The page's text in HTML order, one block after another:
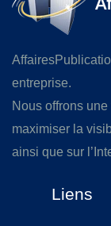
entreprise.
Nous offrons
maximiser la
ainsi que sur
Liens